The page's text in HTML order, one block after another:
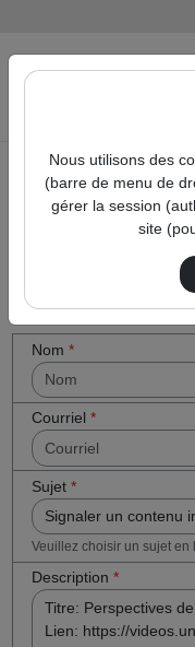
Accueil Contactez nous
Votre message
Nom *
Courriel *
Sujet *
Veuillez choisir un sujet en
Description *
Cocher
cette case
(obligatoire)
Nous utilisons des
(barre de menu de
gérer la session
site